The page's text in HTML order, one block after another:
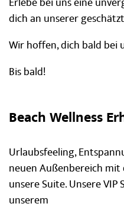
dich an unserer
Wir hoffen, dich bald bei
Bis bald!
Beach Wellness
Urlaubsfeeling,
neuen Außenbereich
unsere Suite. Unsere
unserem